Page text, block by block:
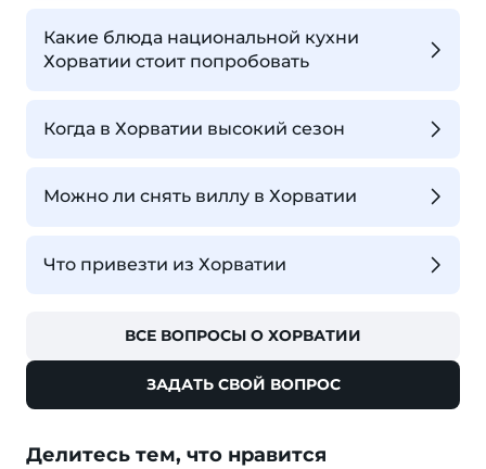
Какие блюда национальной кухни
Хорватии стоит попробовать
Когда в Хорватии высокий сезон
Можно ли снять виллу в Хорватии
Что привезти из Хорватии
ВСЕ ВОПРОСЫ О ХОРВАТИИ
ЗАДАТЬ СВОЙ ВОПРОС
Делитесь тем, что нравится